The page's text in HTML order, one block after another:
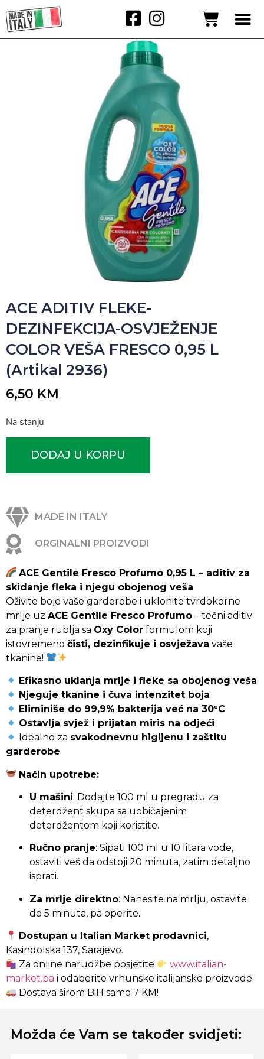
ACE ADITIV FLEKE-
DEZINFEKCIJA-OSVJEŽENJE
COLOR VEŠA FRESCO 0,95 L
(Artikal 2936)
6,50 KM
Na stanju
DODAJ U KORPU
MADE IN ITALY
ORGINALNI PROIZVODI
ACE Gentile Fresco Profumo 0,95 L – aditiv za
skidanje fleka i njegu obojenog veša
Oživite boje vaše garderobe i uklonite tvrdokorne
mrlje uz ACE Gentile Fresco Profumo – tečni aditiv
za pranje rublja sa Oxy Color formulom koji
istovremeno čisti, dezinfikuje i osvježava vaše
tkanine!
Efikasno uklanja mrlje i fleke sa obojenog veša
Njeguje tkanine i čuva intenzitet boja
Eliminiše do 99,9% bakterija već na 30°C
Ostavlja svjež i prijatan miris na odjeći
Idealno za svakodnevnu higijenu i zaštitu
garderobe
Način upotrebe:
U mašini: Dodajte 100 ml u pregradu za
deterdžent skupa sa uobičajenim
deterdžentom koji koristite.
Ručno pranje: Sipati 100 ml u 10 litara vode,
ostaviti veš da odstoji 20 minuta, zatim detaljno
isprati.
Za mrlje direktno: Nanesite na mrlju, ostavite
do 5 minuta, pa operite.
Dostupan u Italian Market prodavnici,
Kasindolska 137, Sarajevo.
Za online narudžbe posjetite
www.italian-
market.ba i odaberite vrhunske italijanske proizvode.
Dostava širom BiH samo 7 KM!
Možda će Vam se također svidjeti: